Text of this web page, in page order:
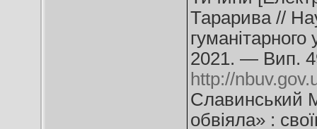
Тарарива //
2021. — Вип.
http://
Славинський
обвіяла» :